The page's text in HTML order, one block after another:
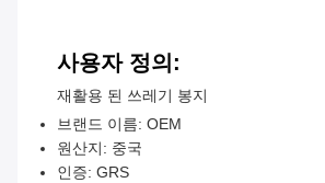
사용자 정의:
재활용 된 쓰레기 봉지
브랜드 이름: OEM
원산지: 중국
인증: GRS